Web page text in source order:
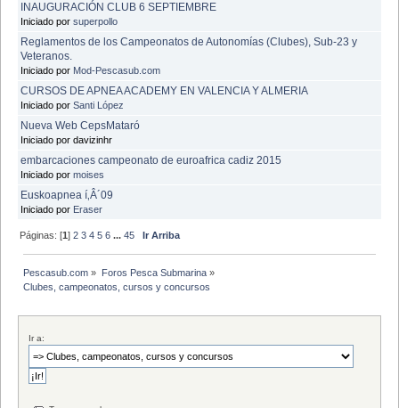
INAUGURACIÓN CLUB 6 SEPTIEMBRE
Iniciado por superpollo
Reglamentos de los Campeonatos de Autonomías (Clubes), Sub-23 y
Veteranos.
Iniciado por Mod-Pescasub.com
CURSOS DE APNEA ACADEMY EN VALENCIA Y ALMERIA
Iniciado por Santi López
Nueva Web CepsMataró
Iniciado por davizinhr
embarcaciones campeonato de euroafrica cadiz 2015
Iniciado por moises
Euskoapnea í‚Â´09
Iniciado por Eraser
Páginas: [1]2 3 4 5 6 ...45 Ir Arriba
Pescasub.com » Foros Pesca Submarina»
Clubes, campeonatos, cursos y concursos
Ir a: